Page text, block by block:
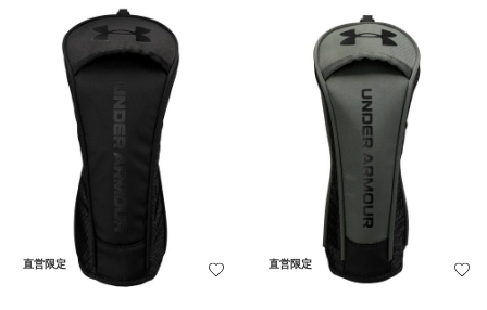
直営限定 直営限定